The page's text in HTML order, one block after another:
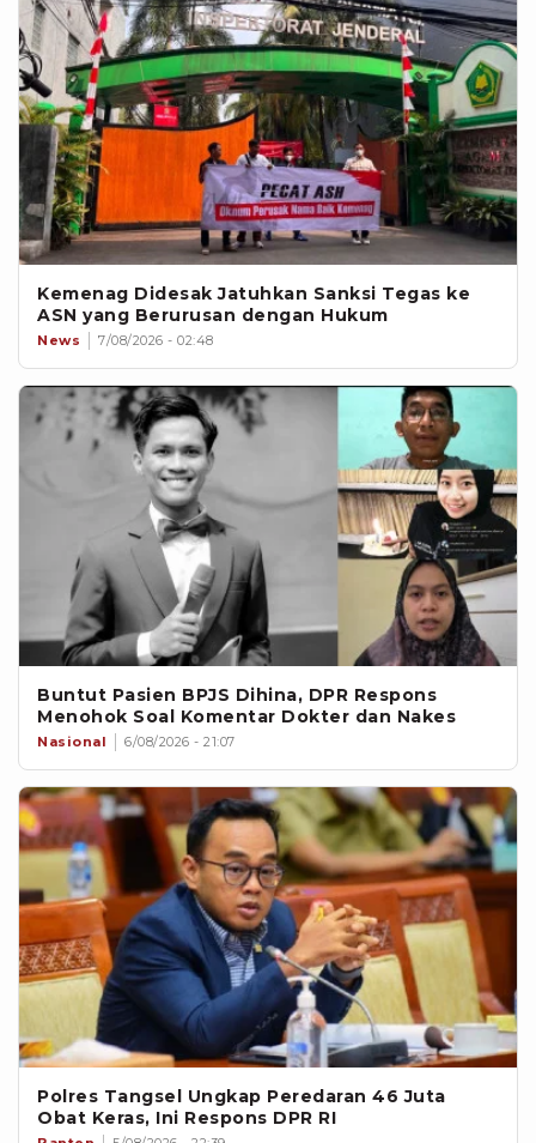
Kemenag Didesak Jatuhkan Sanksi Tegas ke
ASN yang Berurusan dengan Hukum
News 7/08/2026 - 02:48
Buntut Pasien BPJS Dihina, DPR Respons
Menohok Soal Komentar Dokter dan Nakes
Nasional 6/08/2026 - 21:07
Polres Tangsel Ungkap Peredaran 46 Juta
Obat Keras, Ini Respons DPR RI